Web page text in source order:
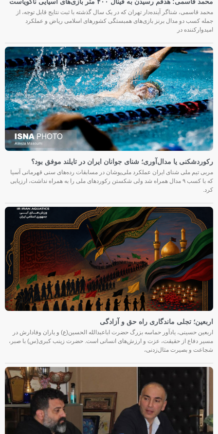
محمد قاسمی، شناگر آینده‌دار تهران که در یک سال گذشته با ثبت نتایج قابل توجه، از
جمله کسب دو مدال برنز بازی‌های همبستگی کشورهای اسلامی ریاض و عملکرد
امیدوارکننده در
رکوردشکنی یا مدال‌آوری؛ شنای جوانان ایران در تایلند موفق بود؟
مربی تیم ملی شنای ایران عملکرد ملی‌پوشان در مسابقات رده‌های سنی قهرمانی آسیا
که با کسب ۹ مدال همراه شد ولی شکستن رکوردهای ملی را به همراه نداشت، ارزیابی
کرد.
اربعین؛ تجلی ماندگاری راه حق و آزادگی
اربعین حسینی، یادآور حماسه بزرگ حضرت اباعبدالله الحسین(ع) و یاران وفادارش در
مسیر دفاع از حقیقت، عزت و ارزش‌های انسانی است. حضرت زینب کبری(س) با صبر،
شجاعت و بصیرت مثال‌زدنی،